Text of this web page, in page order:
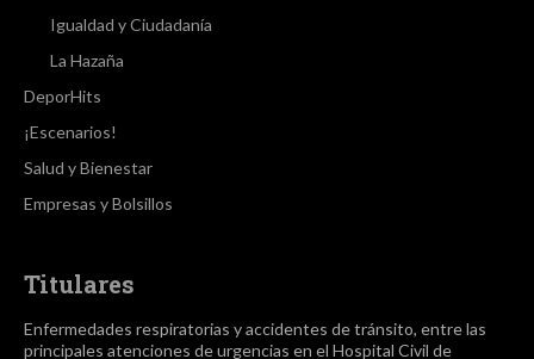
Igualdad y Ciudadanía
La Hazaña
DeporHits
¡Escenarios!
Salud y Bienestar
Empresas y Bolsillos
Titulares
Enfermedades respiratorias y accidentes de tránsito, entre las
principales atenciones de urgencias en el Hospital Civil de